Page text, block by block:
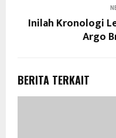
Inilah Kronologi
Argo
BERITA TERKAIT